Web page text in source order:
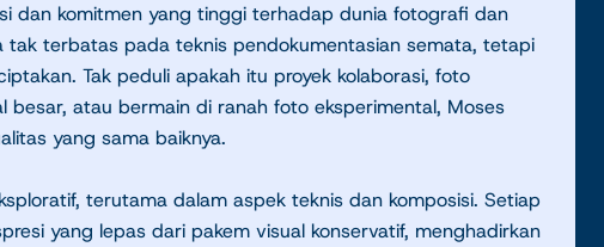
dan komitmen yang tinggi terhadap dunia fotografi dan
tak terbatas pada teknis pendokumentasian semata, tetapi
Tak peduli apakah itu proyek kolaborasi, foto
besar, atau bermain di ranah foto eksperimental, Moses
yang sama baiknya.
terutama dalam aspek teknis dan komposisi. Setiap
yang lepas dari pakem visual konservatif, menghadirkan